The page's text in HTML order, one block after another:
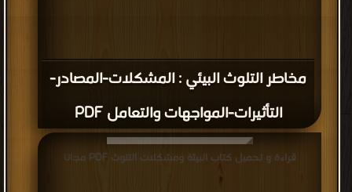
مخاطر التلوث البيئي : المشكلات-المصادر-
التأثيرات-المواجهات والتعامل PDF
قراءة و تحميل كتاب البيئة ومشكلات التلوث PDF مجانا